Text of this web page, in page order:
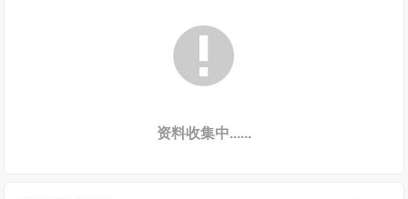

资料收集中......